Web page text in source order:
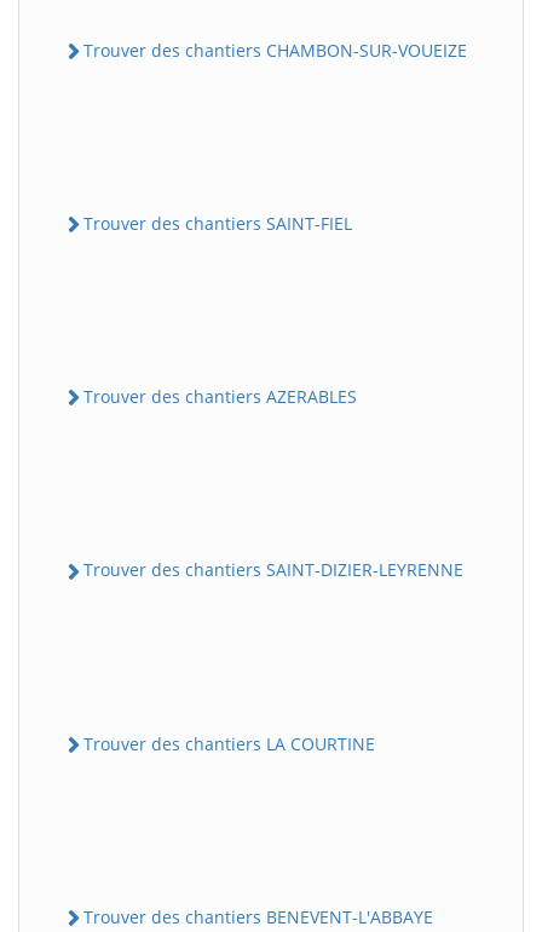
Trouver des chantiers CHAMBON-SUR-VOUEIZE
Trouver des chantiers SAINT-FIEL
Trouver des chantiers AZERABLES
Trouver des chantiers SAINT-DIZIER-LEYRENNE
Trouver des chantiers LA COURTINE
Trouver des chantiers BENEVENT-L'ABBAYE